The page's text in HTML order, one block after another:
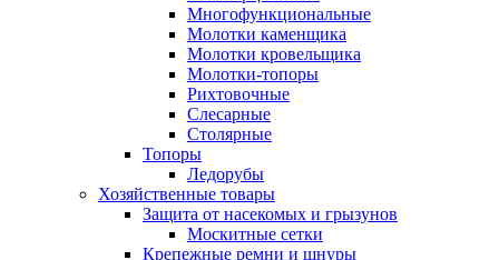
Многофункциональные
Молотки каменщика
Молотки кровельщика
Молотки-топоры
Рихтовочные
Слесарные
Столярные
Топоры
Ледорубы
Хозяйственные товары
Защита от насекомых и грызунов
Москитные сетки
Крепежные ремни и шнуры